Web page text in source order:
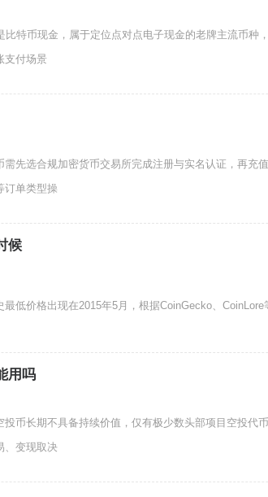
比特币现金，属于定位点对点电子现金的老牌主流币种
支付场景
需先选合规加密货币交易所完成注册与实名认证，再充
订单类型操
候
最低价格出现在2015年5月，根据CoinGecko、
用吗
投币长期不具备持续价值，仅有极少数头部项目空投代
、变现取决